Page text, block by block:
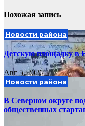
Похожая запись
Новости района
Детскую площадку в
Авг 5, 2026
Новости района
В Северном округе
общественных